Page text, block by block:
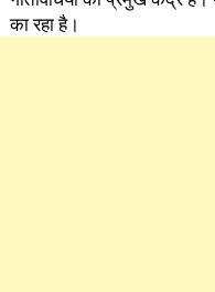
का रहा है।